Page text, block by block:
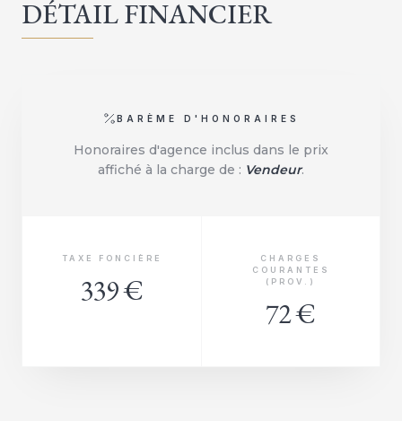
DÉTAIL FINANCIER
BARÈME D'HONORAIRES
Honoraires d'agence inclus dans le prix
affiché à la charge de : Vendeur.
TAXE FONCIÈRE
339 €
CHARGES
COURANTES
(PROV.)
72 €